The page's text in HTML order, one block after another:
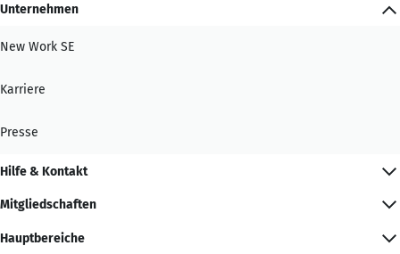
Unternehmen
New Work SE
Karriere
Presse
Hilfe & Kontakt
Mitgliedschaften
Hauptbereiche